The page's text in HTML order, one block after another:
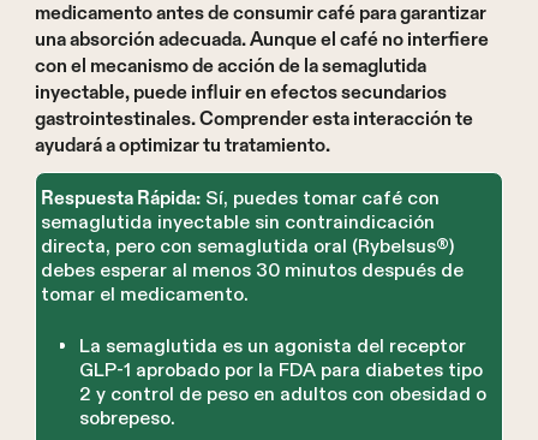
medicamento antes de consumir café para garantizar
una absorción adecuada. Aunque el café no interfiere
con el mecanismo de acción de la semaglutida
inyectable, puede influir en efectos secundarios
gastrointestinales. Comprender esta interacción te
ayudará a optimizar tu tratamiento.
Respuesta Rápida: Sí, puedes tomar café con
semaglutida inyectable sin contraindicación
directa, pero con semaglutida oral (Rybelsus®)
debes esperar al menos 30 minutos después de
tomar el medicamento.
La semaglutida es un agonista del receptor
GLP-1 aprobado por la FDA para diabetes tipo
2 y control de peso en adultos con obesidad o
sobrepeso.